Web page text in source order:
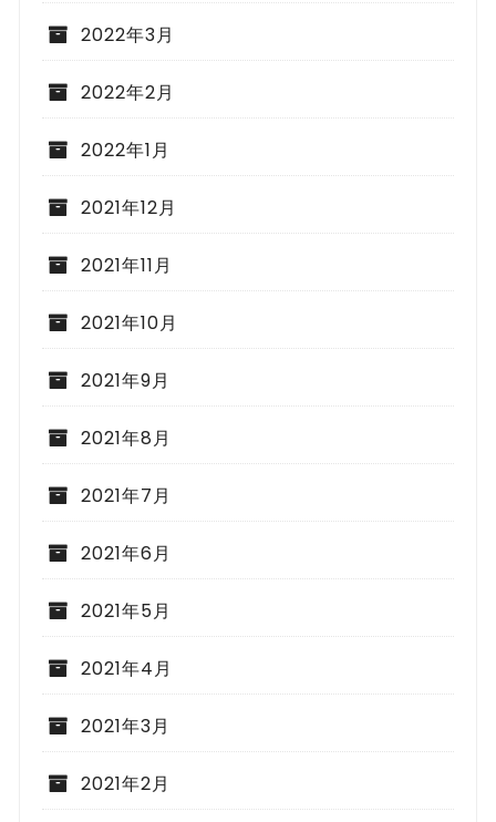
2022年3月
2022年2月
2022年1月
2021年12月
2021年11月
2021年10月
2021年9月
2021年8月
2021年7月
2021年6月
2021年5月
2021年4月
2021年3月
2021年2月